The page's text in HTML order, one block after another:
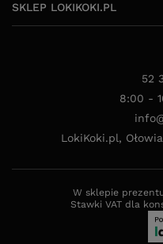
SKLEP LOKIKOKI.PL
52
8:00 -
LokiKoki.pl,
W sklepie
Stawki VAT dla